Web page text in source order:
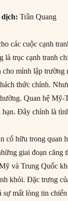
dịch: Trần Quang
các cuộc cạnh
là trục cạnh tranh
mình lập
thức chính.
Quan hệ Mỹ-
hạn. Đây chính là
cố hữu trong quan
giai đoạn căng
và Trung Quốc
khỏi. Đặc trưng
mất lòng tin